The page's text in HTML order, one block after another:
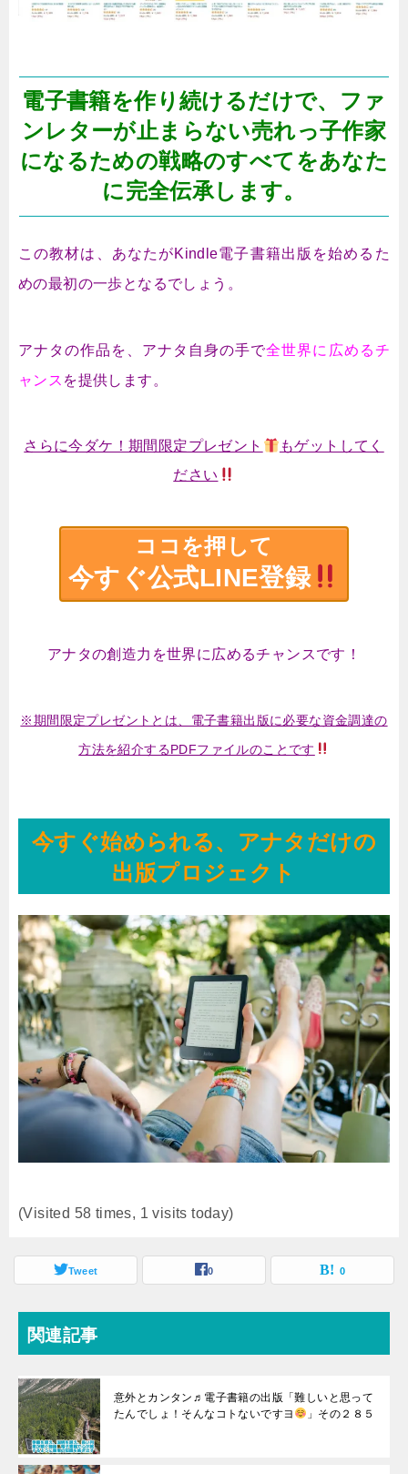
電子書籍を作り続けるだけで、ファ
ンレターが止まらない売れっ子作家
になるための戦略のすべてをあなた
に完全伝承します。
この教材は、あなたがKindle電子書籍出版を始めるた
めの最初の一歩となるでしょう。
アナタの作品を、アナタ自身の手で全世界に広めるチ
ャンス を提供します。
さらに今ダケ！期間限定プレゼント
もゲットしてく
ださい
ココを押して
今すぐ公式LINE登録
アナタの創造力を世界に広めるチャンスです！
※期間限定プレゼントとは、電子書籍出版に必要な資金調達の
方法を紹介するPDFファイルのことです
今すぐ始められる、アナタだけの
出版プロジェクト
(Visited 58 times, 1 visits today)
Tweet 0 0
関連記事
意外とカンタン♬電子書籍の出版「難しいと思って
たんでしょ！そんなコトないですヨ
」その２８５